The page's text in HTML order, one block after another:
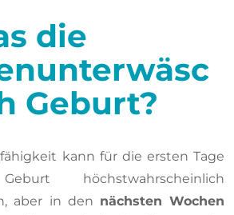
die
Geburt?
kann für die ersten Tage
höchstwahrscheinlich
aber in den nächsten Wochen